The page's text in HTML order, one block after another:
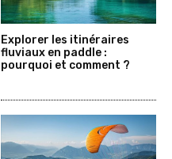
Explorer les itinéraires
fluviaux en paddle :
pourquoi et comment ?